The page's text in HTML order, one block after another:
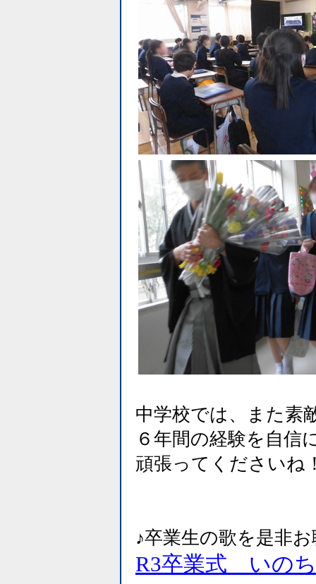
中学校では、また素
６年間の経験を自信
頑張ってくださいね
♪卒業生の歌を是非
R3卒業式 いのち